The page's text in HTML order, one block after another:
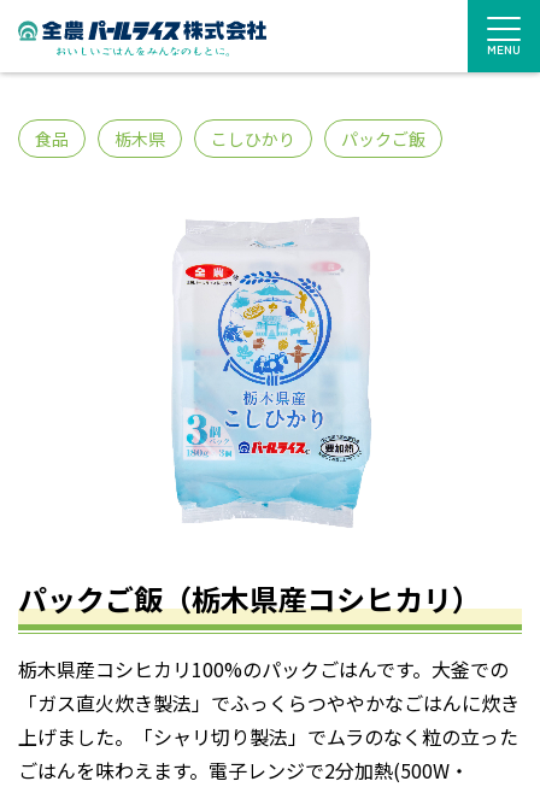
MENU
食品 栃木県 こしひかり パックご飯
パックご飯（栃木県産コシヒカリ）
栃木県産コシヒカリ100%のパックごはんです。大釜での
「ガス直火炊き製法」でふっくらつややかなごはんに炊き
上げました。「シャリ切り製法」でムラのなく粒の立った
ごはんを味わえます。電子レンジで2分加熱(500W・